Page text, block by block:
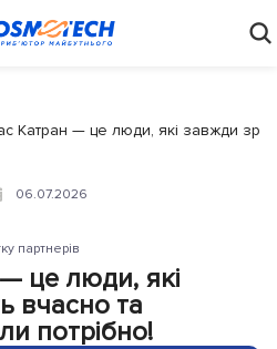
Катран — це люди, які завжди
06.07.2026
партнерів
це люди, які
вчасно та
потрібно!